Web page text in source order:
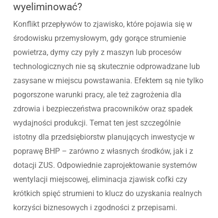
wyeliminować?
Konflikt przepływów to zjawisko, które pojawia się w
środowisku przemysłowym, gdy gorące strumienie
powietrza, dymy czy pyły z maszyn lub procesów
technologicznych nie są skutecznie odprowadzane lub
zasysane w miejscu powstawania. Efektem są nie tylko
pogorszone warunki pracy, ale też zagrożenia dla
zdrowia i bezpieczeństwa pracowników oraz spadek
wydajności produkcji. Temat ten jest szczególnie
istotny dla przedsiębiorstw planujących inwestycje w
poprawę BHP – zarówno z własnych środków, jak i z
dotacji ZUS. Odpowiednie zaprojektowanie systemów
wentylacji miejscowej, eliminacja zjawisk cofki czy
krótkich spięć strumieni to klucz do uzyskania realnych
korzyści biznesowych i zgodności z przepisami.